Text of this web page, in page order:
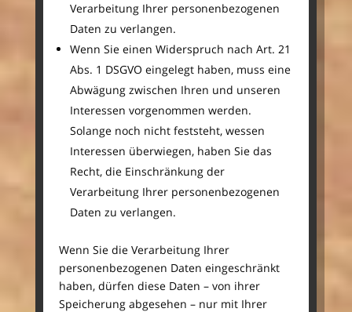
Verarbeitung Ihrer personenbezogenen
Daten zu verlangen.
Wenn Sie einen Widerspruch nach Art. 21
Abs. 1 DSGVO eingelegt haben, muss eine
Abwägung zwischen Ihren und unseren
Interessen vorgenommen werden.
Solange noch nicht feststeht, wessen
Interessen überwiegen, haben Sie das
Recht, die Einschränkung der
Verarbeitung Ihrer personenbezogenen
Daten zu verlangen.
Wenn Sie die Verarbeitung Ihrer
personenbezogenen Daten eingeschränkt
haben, dürfen diese Daten – von ihrer
Speicherung abgesehen – nur mit Ihrer